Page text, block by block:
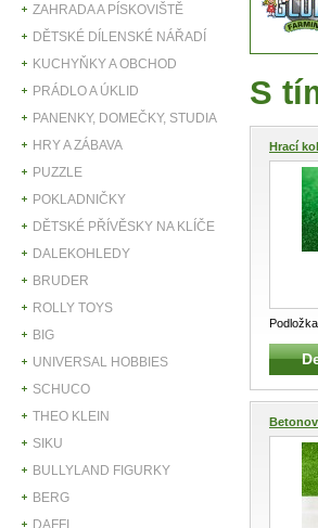
ZAHRADA A PÍSKOVIŠTĚ
DĚTSKÉ DÍLENSKÉ NÁŘADÍ
KUCHYŇKY A OBCHOD
PRÁDLO A ÚKLID
PANENKY, DOMEČKY, STUDIA
HRY A ZÁBAVA
PUZZLE
POKLADNIČKY
DĚTSKÉ PŘÍVĚSKY NA KLÍČE
DALEKOHLEDY
BRUDER
ROLLY TOYS
BIG
UNIVERSAL HOBBIES
SCHUCO
THEO KLEIN
SIKU
BULLYLAND FIGURKY
BERG
DAFFI
S
Hrací
kravičky